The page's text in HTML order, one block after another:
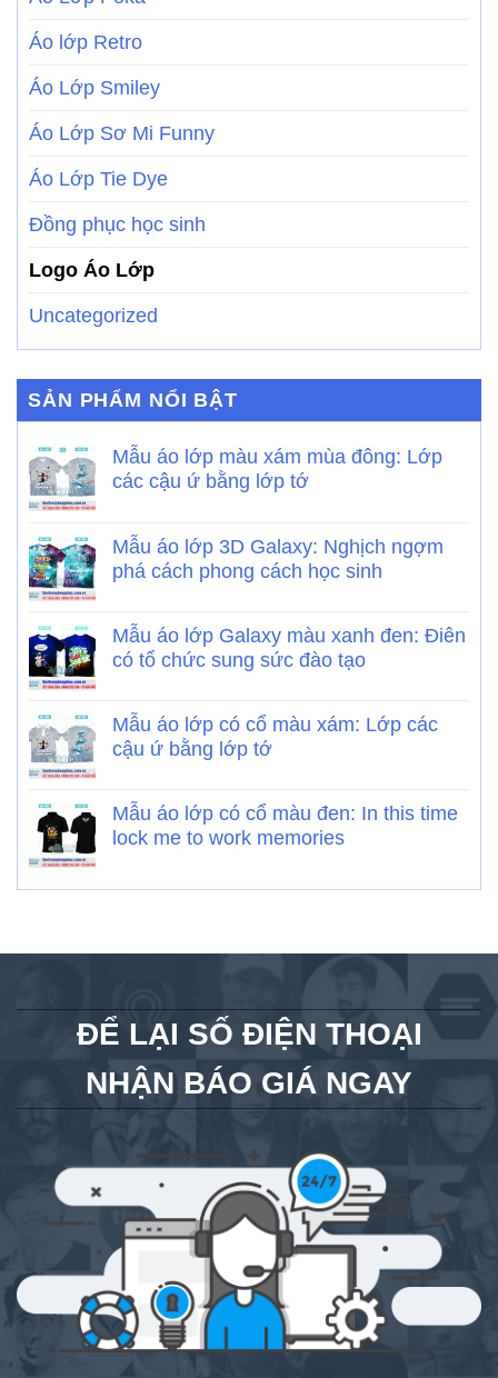
Áo lớp Retro
Áo Lớp Smiley
Áo Lớp Sơ Mi Funny
Áo Lớp Tie Dye
Đồng phục học sinh
Logo Áo Lớp
Uncategorized
SẢN PHẨM NỔI BẬT
Mẫu áo lớp màu xám mùa đông: Lớp
các cậu ứ bằng lớp tớ
Mẫu áo lớp 3D Galaxy: Nghịch ngợm
phá cách phong cách học sinh
Mẫu áo lớp Galaxy màu xanh đen: Điên
có tổ chức sung sức đào tạo
Mẫu áo lớp có cổ màu xám: Lớp các
cậu ứ bằng lớp tớ
Mẫu áo lớp có cổ màu đen: In this time
lock me to work memories
ĐỂ LẠI SỐ ĐIỆN THOẠI
NHẬN BÁO GIÁ NGAY